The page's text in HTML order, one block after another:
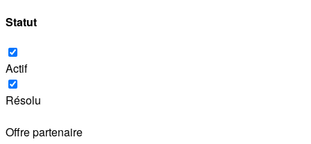
Statut
Actif
Résolu
Offre partenaire